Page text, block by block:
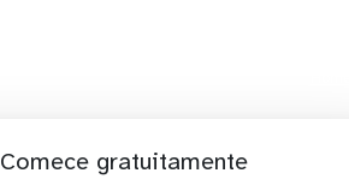
Comece gratuitamente